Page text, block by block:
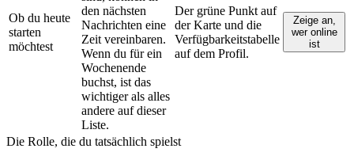
Ob du heute
starten
möchtest
den nächsten
Nachrichten eine
Zeit vereinbaren.
Wenn du für ein
Wochenende
buchst, ist das
wichtiger als alles
andere auf dieser
Liste.
Der grüne Punkt auf
der Karte und die
Verfügbarkeitstabelle
auf dem Profil.
Zeige an,
wer online
ist
Die Rolle, die du tatsächlich spielst